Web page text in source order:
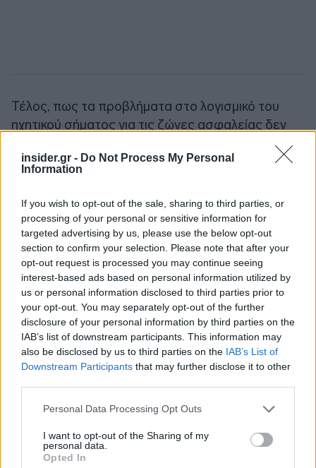
insider.gr - Do Not Process My Personal
Information
If you wish to opt-out of the sale, sharing to third parties, or
processing of your personal or sensitive information for
targeted advertising by us, please use the below opt-out
section to confirm your selection. Please note that after your
opt-out request is processed you may continue seeing
interest-based ads based on personal information utilized by
us or personal information disclosed to third parties prior to
your opt-out. You may separately opt-out of the further
disclosure of your personal information by third parties on the
IAB’s list of downstream participants. This information may
also be disclosed by us to third parties on the IAB’s List of
Downstream Participants that may further disclose it to other
Please note that this website/app uses one or more Google
not limited to your visit or usage behaviour. You may click to
grant or deny consent to Google and its third-party tags to
use your data for below specified purposes in below Google
Personal Data Processing Opt Outs
I want to opt-out of the Sharing of my
personal data.
Opted In
Τέλος, πως τα προβλήματα στο λογισμικό του
ηχητικού σήματος για τις ζώνες ασφαλείας δεν
είναι το μοναδικό ζήτημα το οποίο καλείται να
αντιμετωπίσει οτεχνολογικός κολοσσός
, καθώς
αναγκαστεί να προχωρήσειστην απόσυρση
επιπλέον 54.000 περίπου οχημάτωνστις ΗΠΑ
εξαιτίαςπροβλημάτων στο σύστημα Full Self-
Driving και συγκεκριμένα στην λειτουργία που
ακινητοποιεί τα οχήματα εγκαίρως όταν
βρίσκονται σε σημεία με πινακίδες STOP.
Ακολουθήστε τοinsider.gr στο Google News και μάθετε
πρώτοι όλες τιςειδήσειςαπό την Ελλάδα και τον κόσμο.